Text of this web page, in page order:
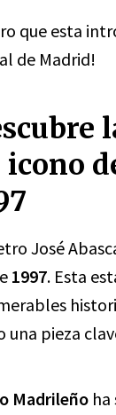
que esta
de Madrid!
icono
José
1997. Esta
una pieza
Madrileño